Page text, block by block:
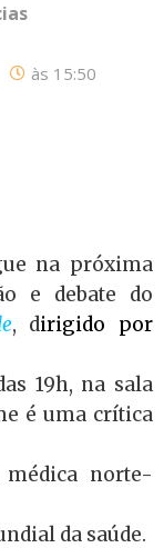
às 15:50
na próxima
e debate do
, dirigido por
19h, na sala
é uma crítica
médica norte-
da saúde.